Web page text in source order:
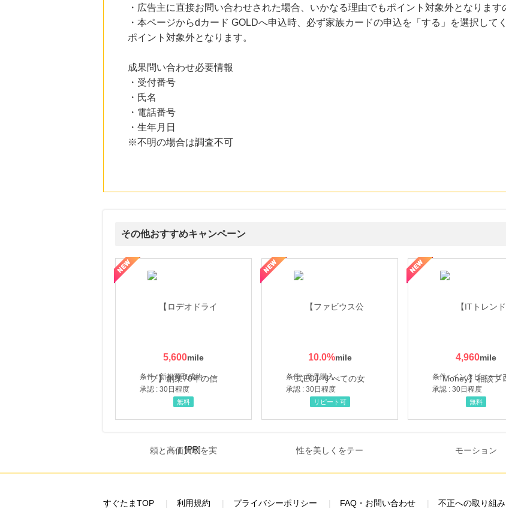
・広告主に直接お問い合わせされた場合、いかなる理由でもポイント対象外となります
・本ページからdカード GOLDへ申込時、必ず家族カードの申込を「する」を選択して
ポイント対象外となります。
成果問い合わせ必要情報
・受付番号
・氏名
・電話番号
・生年月日
※不明の場合は調査不可
その他おすすめキャンペーン
5,600
条件 : 新規買取成約
承認 : 30日程度
無料
10.0%
条件 : 商品購入
承認 : 30日程度
くをテーマにした商品で女性の美を応援しています
リピート可
4,960
承認 : 30日程度
【ITトレンドMoney】相談プロモーション
無料
ハミングウォーター【販売代理店】
[PR]
すぐたまTOP 利用規約 プライバシーポリシー FAQ・お問い合わせ 不正への取り組み